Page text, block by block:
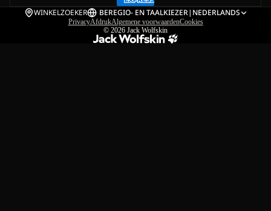
WINKELZOEKER BEREGIO- EN TAALKIEZER| NEDERLANDS
PrivacyAfdrukAlgemene voorwaardenCookies
© 2026 Jack Wolfskin